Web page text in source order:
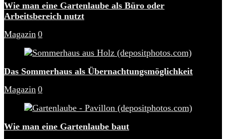
Wie man eine Gartenlaube als Büro oder
Arbeitsbereich nutzt
Magazin 0
Das Sommerhaus als Übernachtungsmöglichkeit
Magazin 0
Wie man eine Gartenlaube baut